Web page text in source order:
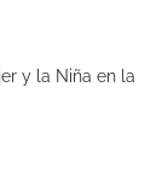
y la Niña en la